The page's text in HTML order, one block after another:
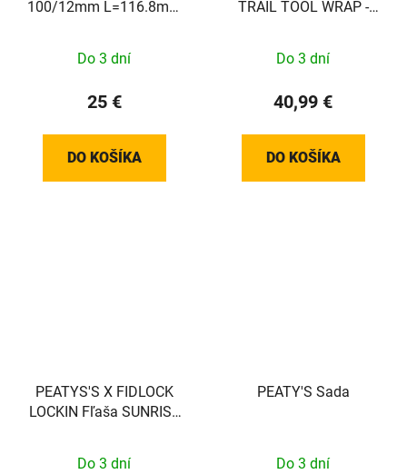
100/12mm L=116.8mm
Do 3 dní
25 €
DO KOŠÍKA
TRAIL TOOL WRAP -
Do 3 dní
40,99 €
DO KOŠÍKA
PEATYS'S X FIDLOCK
LOCKIN Fľaša SUNRISE
Do 3 dní
PEATY'S Sada
Do 3 dní